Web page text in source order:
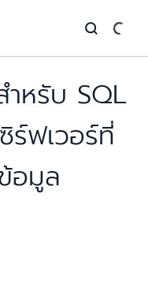
หรับ SQL
ร์ฟเวอร์ที่
อมูล